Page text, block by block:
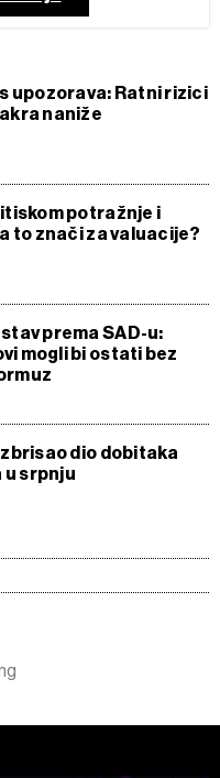
upozorava: Ratni rizici
naniže
potražnje i
to znači za valuacije?
prema SAD-u:
mogli bi ostati bez
dio dobitaka
u srpnju